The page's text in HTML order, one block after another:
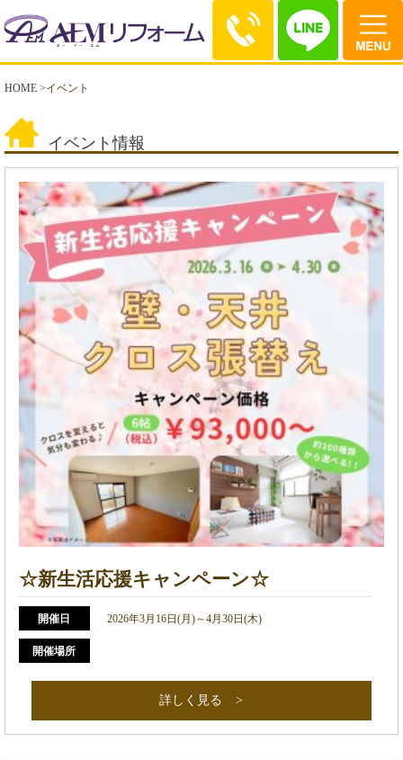
HOME >イベント
イベント情報
☆新生活応援キャンペーン☆
開催日 2026年3月16日(月)～4月30日(木)
開催場所
詳しく見る